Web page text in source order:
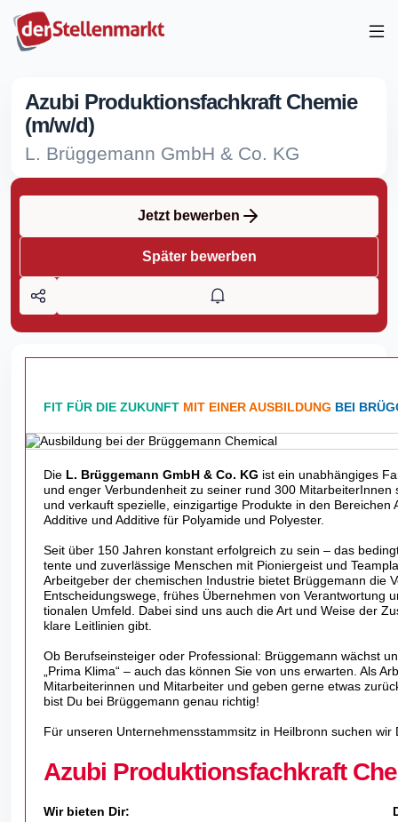
Azubi Produktionsfachkraft Chemie
(m/w/d)
L. Brüggemann GmbH & Co. KG
Jetzt bewerben
Später bewerben
FIT FÜR DIE ZUKUNFT MIT EINER AUSBILDUNG BEI
Die L. Brüggemann GmbH & Co. KG ist ein unabhängiges
und enger Verbundenheit zu seiner rund 300
und verkauft spezielle, einzigartige Produkte in den
Additive und Additive für Polyamide und Polyester.
Seit über 150 Jahren konstant erfolg­reich zu sein – das
tente und zuver­läs­sige Menschen mit Pionier­geist und
Arbeit­geber der chemi­schen Indus­trie bietet Brüg­ge­mann die
Entschei­dungs­wege, frühes Über­nehmen von
tio­nalen Umfeld. Dabei sind uns auch die Art und Weise der
klare Leit­li­nien gibt.
Ob Berufs­ein­steiger oder Profes­sional: Brüg­ge­mann wächst
„Prima Klima“ – auch das können Sie von uns erwarten. Als
Mitar­bei­te­rinnen und Mitar­beiter und geben gerne etwas
bist Du bei Brüggemann genau richtig!
Für unseren Unternehmensstammsitz in Heilbronn suchen wir
Azubi Produktionsfachkraft
Wir bieten Dir: